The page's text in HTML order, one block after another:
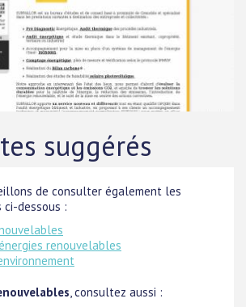
suggérés
de consulter également les
dessous :
renouvelables
, consultez aussi :